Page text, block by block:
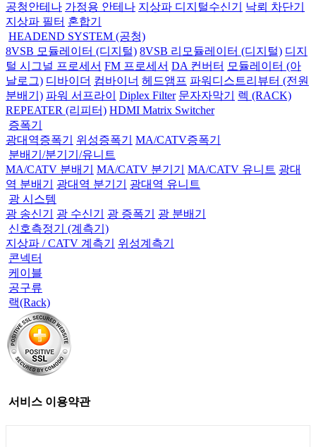
공청안테나 가정용 안테나 지상파 디지털수신기
낙뢰 차단기
지상파 필터 혼합기
HEADEND SYSTEM (공청)
8VSB 모듈레이터 (디지털) 8VSB 리모듈레이터 (디지털) 디지
털 시그널 프로세서 FM 프로세서 DA 컨버터 모듈레이터 (아
날로그) 디바이더 컴바이너 헤드앰프 파워디스트리뷰터 (전원
분배기) 파워 서프라이 Diplex Filter 문자자막기
렉 (RACK)
REPEATER (리피터) HDMI Matrix Switcher
증폭기
광대역증폭기
위성증폭기
MA/CATV증폭기
분배기/분기기/유니트
MA/CATV 분배기
MA/CATV 분기기 MA/CATV 유니트 광대
역 분배기
광대역 분기기
광대역 유니트
광 시스템
광 송신기
광 수신기 광 증폭기
광 분배기
신호측정기 (계측기)
지상파 / CATV 계측기
위성계측기
콘넥터
케이블
공구류
랙(Rack)
서비스 이용약관